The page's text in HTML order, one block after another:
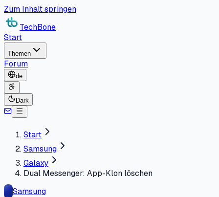
Zum Inhalt springen
TechBone
Start
Themen
Forum
de
Dark
Start
Samsung
Galaxy
Dual Messenger: App-Klon löschen
Samsung